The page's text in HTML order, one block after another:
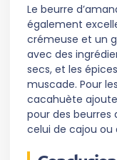
Le beurre
également
crémeuse et un
avec des
secs, et les
muscade. Pour
cacahuète
pour des beurres
celui de cajou